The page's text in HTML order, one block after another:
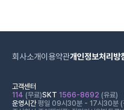
회사소개이용약관개인정보처리방
고객센터
114 (무료)SKT 1566-8692 (유료)
운영시간평일 09시30분 - 17시30분 (